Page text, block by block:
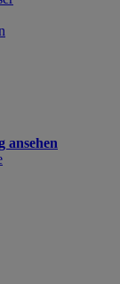
ansehen